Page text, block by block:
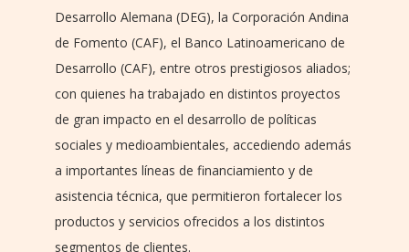
Desarrollo Alemana (DEG), la Corporación Andina
de Fomento (CAF), el Banco Latinoamericano de
Desarrollo (CAF), entre otros prestigiosos aliados;
con quienes ha trabajado en distintos proyectos
de gran impacto en el desarrollo de políticas
sociales y medioambientales, accediendo además
a importantes líneas de financiamiento y de
asistencia técnica, que permitieron fortalecer los
productos y servicios ofrecidos a los distintos
segmentos de clientes.